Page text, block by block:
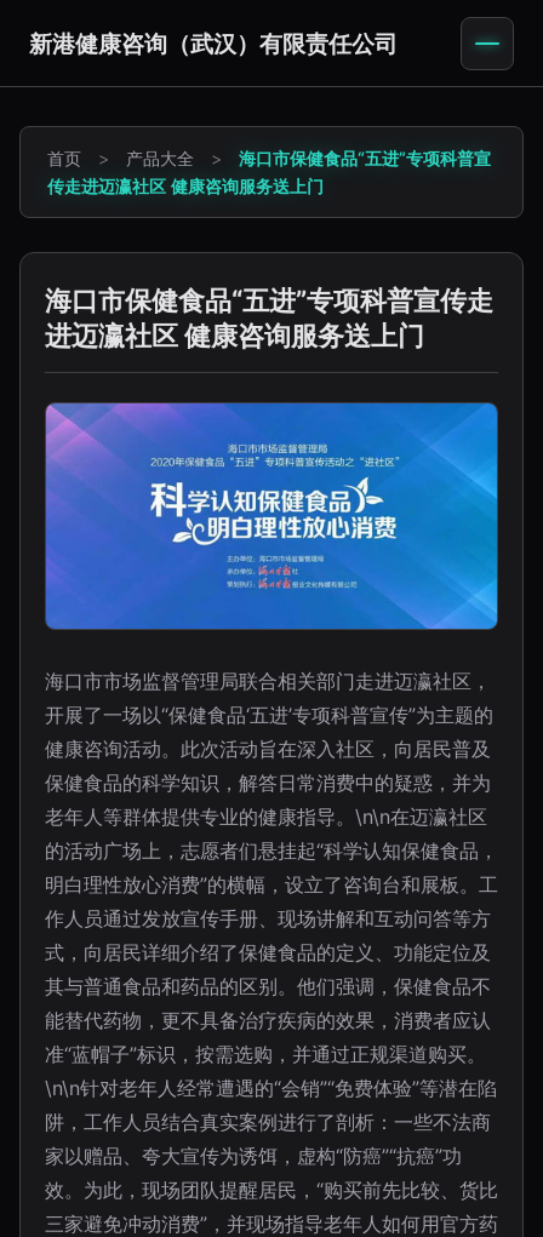
新港健康咨询（武汉）有限责任公司
首页 > 产品大全 >
海口市保健食品“五进”专项科普宣
传走进迈瀛社区 健康咨询服务送上门
海口市保健食品“五进”专项科普宣传走
进迈瀛社区 健康咨询服务送上门
海口市市场监督管理局联合相关部门走进迈瀛社区，
开展了一场以“保健食品‘五进’专项科普宣传”为主题的
健康咨询活动。此次活动旨在深入社区，向居民普及
保健食品的科学知识，解答日常消费中的疑惑，并为
老年人等群体提供专业的健康指导。\n\n在迈瀛社区
的活动广场上，志愿者们悬挂起“科学认知保健食品，
明白理性放心消费”的横幅，设立了咨询台和展板。工
作人员通过发放宣传手册、现场讲解和互动问答等方
式，向居民详细介绍了保健食品的定义、功能定位及
其与普通食品和药品的区别。他们强调，保健食品不
能替代药物，更不具备治疗疾病的效果，消费者应认
准“蓝帽子”标识，按需选购，并通过正规渠道购买。
\n\n针对老年人经常遭遇的“会销”“免费体验”等潜在陷
阱，工作人员结合真实案例进行了剖析：一些不法商
家以赠品、夸大宣传为诱饵，虚构“防癌”“抗癌”功
效。为此，现场团队提醒居民，“购买前先比较、货比
三家避免冲动消费”，并现场指导老年人如何用官方药